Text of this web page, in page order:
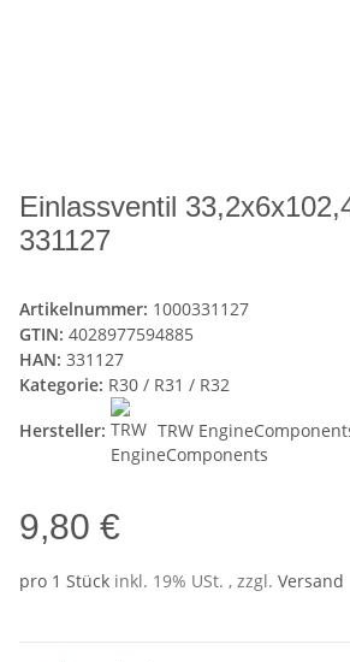
Einlassventil
331127
Artikelnummer: 1000331127
GTIN: 4028977594885
HAN: 331127
Kategorie: R30 / R31 / R32
Hersteller:
TRW
9,80 €
pro 1 Stück inkl. 19% USt. , zzgl. Versand